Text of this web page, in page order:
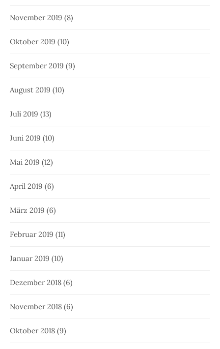
November 2019 (8)
Oktober 2019 (10)
September 2019 (9)
August 2019 (10)
Juli 2019 (13)
Juni 2019 (10)
Mai 2019 (12)
April 2019 (6)
März 2019 (6)
Februar 2019 (11)
Januar 2019 (10)
Dezember 2018 (6)
November 2018 (6)
Oktober 2018 (9)